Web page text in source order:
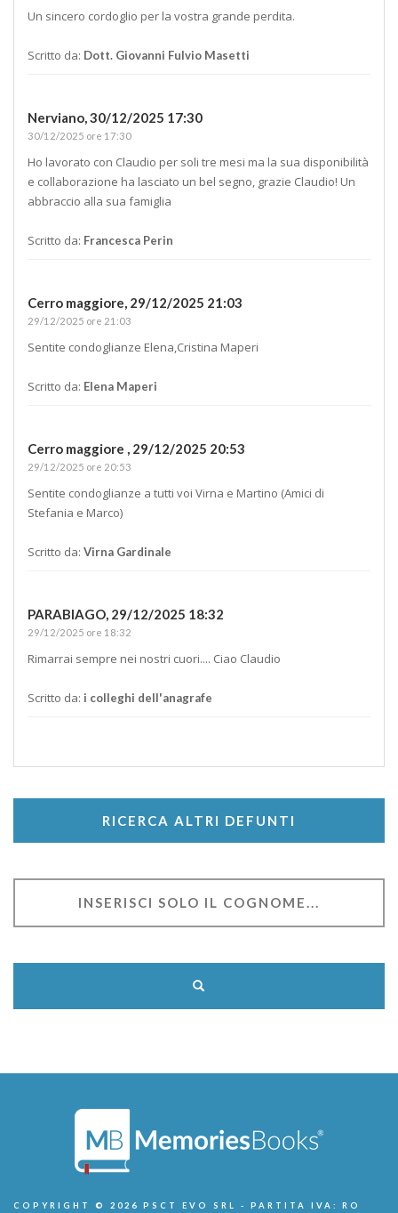
Un sincero cordoglio per la vostra grande perdita.
Scritto da: Dott. Giovanni Fulvio Masetti
Nerviano,30/12/2025 17:30
30/12/2025 ore 17:30
Ho lavorato con Claudio per soli tre mesi ma la sua disponibilità
e collaborazione ha lasciato un bel segno, grazie Claudio! Un
abbraccio alla sua famiglia
Scritto da: Francesca Perin
Cerro maggiore, 29/12/2025 21:03
29/12/2025 ore 21:03
Sentite condoglianze Elena,Cristina Maperi
Scritto da: Elena Maperi
Cerro maggiore , 29/12/2025 20:53
29/12/2025 ore 20:53
Sentite condoglianze a tutti voi Virna e Martino (Amici di
Stefania e Marco)
Scritto da: Virna Gardinale
PARABIAGO, 29/12/2025 18:32
29/12/2025 ore 18:32
Rimarrai sempre nei nostri cuori.... Ciao Claudio
Scritto da: i colleghi dell'anagrafe
RICERCA ALTRI DEFUNTI
COPYRIGHT © 2026 PSCT EVO SRL - PARTITA IVA: RO